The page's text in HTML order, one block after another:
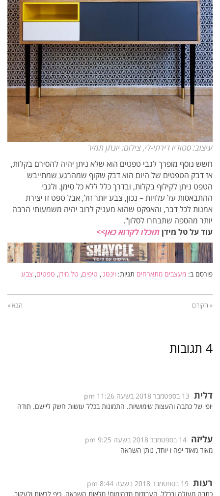
עיצוב: סטודיו דירתי-לי, צילום: יונתן תמיר
חשש נוסף מופרך לגבי טפטים הוא שלא ניתן יהיה להסירם בקלות,
אז דבק הטפטים של היום הוא דבק שקוף שמהרגע שמתייבש
הטפט ניתן לקילוף בקלות, ובדרך כלל ללא כל סימן. ולגבי
ההתבאסות על עלויות – נכון, צבע יותר זול, אבל טפט זו יצירת
אמנות לכל דבר, והאפקט שהוא מעניק לרוב יהיה משמעותי הרבה
יותר מהספה שתבחרו לסלון".
עוד על טל מידןתוכלו לקרוא כאן>>
פורסם ב: מעצבים מתארחים תגיות: וינטג', טיפים, טל מידן, טפטים, צבע
« הקודם הבא »
4 תגובות
דלית 13 בספטמבר 2018 בשעה 11:26 pm
יופי של כתבה והעצות שימושיות. התמונות בכלל עושות חשק ליישם. תודה
עליזה 14 בספטמבר 2018 בשעה 9:25 pm
מאוד מאוד יפה ו יוחד, נותן השראה
רעות 19 בספטמבר 2018 בשעה 8:44 pm
כתבה מעולה ובכלל, העבודות מדהימות! מלאות השראה. כיף לראות ולעקוב.